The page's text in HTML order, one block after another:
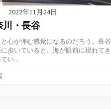
2022年11月24日
川・長谷
心が弾む感覚になるのだろう。長谷
歩いていると、海が眼前に現れてき
い...